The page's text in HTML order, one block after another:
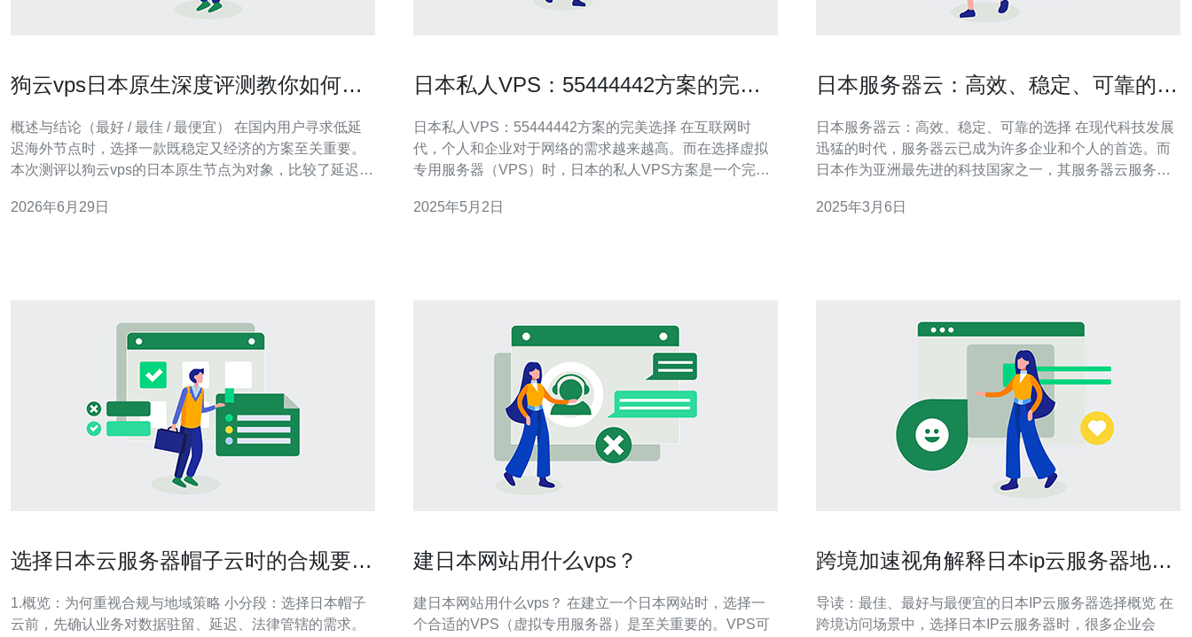
狗云vps日本原生深度评测教你如何部
概述与结论（最好 / 最佳 / 最便宜） 在国内用户寻求低延
迟海外节点时，选择一款既稳定又经济的方案至关重要。
本次测评以狗云vps的日本原生节点为对象，比较了延迟、
支持，选带有专线或BGP优化的高配方案；若追求“最佳”
2026年6月29日
日本私人VPS：55444442方案的完美
日本私人VPS：55444442方案的完美选择 在互联网时
代，个人和企业对于网络的需求越来越高。而在选择虚拟
专用服务器（VPS）时，日本的私人VPS方案是一个完美
连接和优质的服务器性能，使得日本的私人VPS方案成为
2025年5月2日
日本服务器云：高效、稳定、可靠的选
日本服务器云：高效、稳定、可靠的选择 在现代科技发展
迅猛的时代，服务器云已成为许多企业和个人的首选。而
日本作为亚洲最先进的科技国家之一，其服务器云服务备
选择日本服务器云是一个高效、稳定、可靠的选择。 日本
2025年3月6日
选择日本云服务器帽子云时的合规要求
1.概览：为何重视合规与地域策略 小分段：选择日本帽子
云前，先确认业务对数据驻留、延迟、法律管辖的需求。
建日本网站用什么vps？
建日本网站用什么vps？ 在建立一个日本网站时，选择一
个合适的VPS（虚拟专用服务器）是至关重要的。VPS可
跨境加速视角解释日本ip云服务器地址
导读：最佳、最好与最便宜的日本IP云服务器选择概览 在
跨境访问场景中，选择日本IP云服务器时，很多企业会